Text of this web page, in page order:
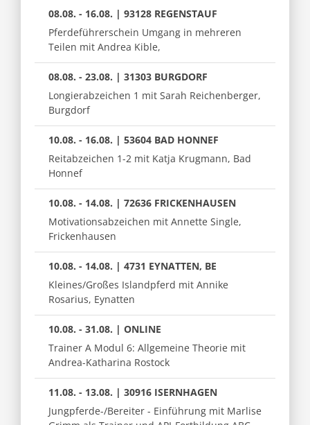
08.08. - 16.08. | 93128 REGENSTAUF
Pferdeführerschein Umgang in mehreren
Teilen mit Andrea Kible,
08.08. - 23.08. | 31303 BURGDORF
Longierabzeichen 1 mit Sarah Reichenberger,
Burgdorf
10.08. - 16.08. | 53604 BAD HONNEF
Reitabzeichen 1-2 mit Katja Krugmann, Bad
Honnef
10.08. - 14.08. | 72636 FRICKENHAUSEN
Motivationsabzeichen mit Annette Single,
Frickenhausen
10.08. - 14.08. | 4731 EYNATTEN, BE
Kleines/Großes Islandpferd mit Annike
Rosarius, Eynatten
10.08. - 31.08. | ONLINE
Trainer A Modul 6: Allgemeine Theorie mit
Andrea-Katharina Rostock
11.08. - 13.08. | 30916 ISERNHAGEN
Jungpferde-/Bereiter - Einführung mit Marlise